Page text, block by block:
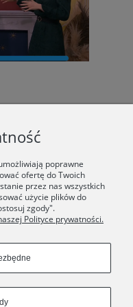
poprawne
ofertę do Twoich
przez nas wszystkich
użycie plików do
zgody".
Polityce prywatności.